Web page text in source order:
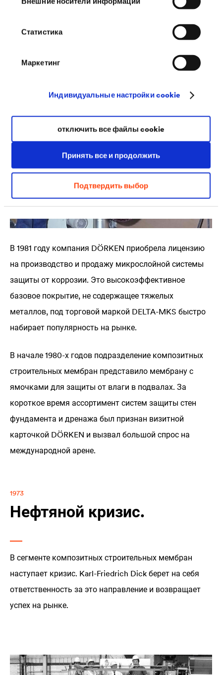
Статистика
Маркетинг
Индивидуальные настройки cookie
Принять все и продолжить
Подтвердить выбор
отключить все файлы cookie
MKS. В сегменте композитных строительных
мембран выпускается рулонный материал с
В 1981 году компания DÖRKEN приобрела лицензию
на производство и продажу микрослойной системы
защиты от коррозии. Это высокоэффективное
базовое покрытие, не содержащее тяжелых
металлов, под торговой маркой DELTA-MKS быстро
набирает популярность на рынке.
В начале 1980-х годов подразделение композитных
строительных мембран представило мембрану с
ямочками для защиты от влаги в подвалах. За
короткое время ассортимент систем защиты стен
фундамента и дренажа был признан визитной
карточкой DÖRKEN и вызвал большой спрос на
международной арене.
1973
Нефтяной кризис.
В сегменте композитных строительных мембран
наступает кризис. Karl-Friedrich Dick берет на себя
ответственность за это направление и возвращает
успех на рынке.